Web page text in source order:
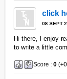
click
08 SEPT
Hi there, I enjoy
to write a little
Score :0 (+